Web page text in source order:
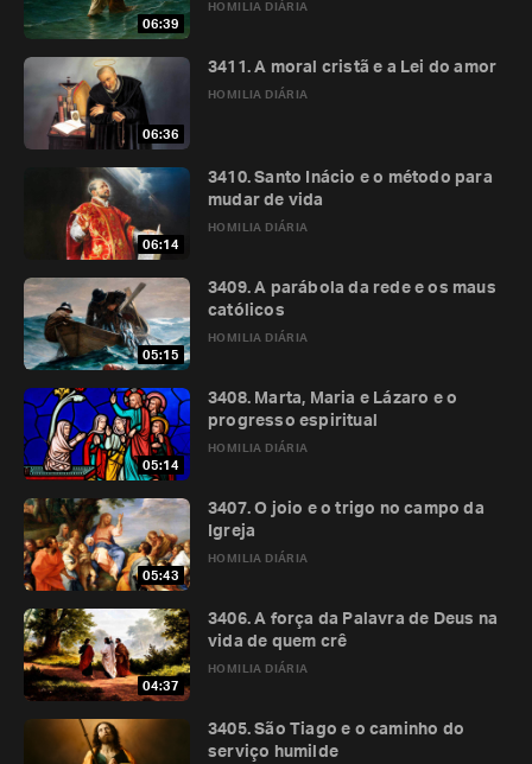
06:39
HOMILIA DIÁRIA
06:36
HOMILIA DIÁRIA
3411. A moral cristã e a Lei do amor
06:14
HOMILIA DIÁRIA
3410. Santo Inácio e o método para
mudar de vida
05:15
HOMILIA DIÁRIA
3409. A parábola da rede e os maus
católicos
05:14
HOMILIA DIÁRIA
3408. Marta, Maria e Lázaro e o
progresso espiritual
05:43
HOMILIA DIÁRIA
3407. O joio e o trigo no campo da
Igreja
04:37
HOMILIA DIÁRIA
3406. A força da Palavra de Deus na
vida de quem crê
3405. São Tiago e o caminho do
serviço humilde